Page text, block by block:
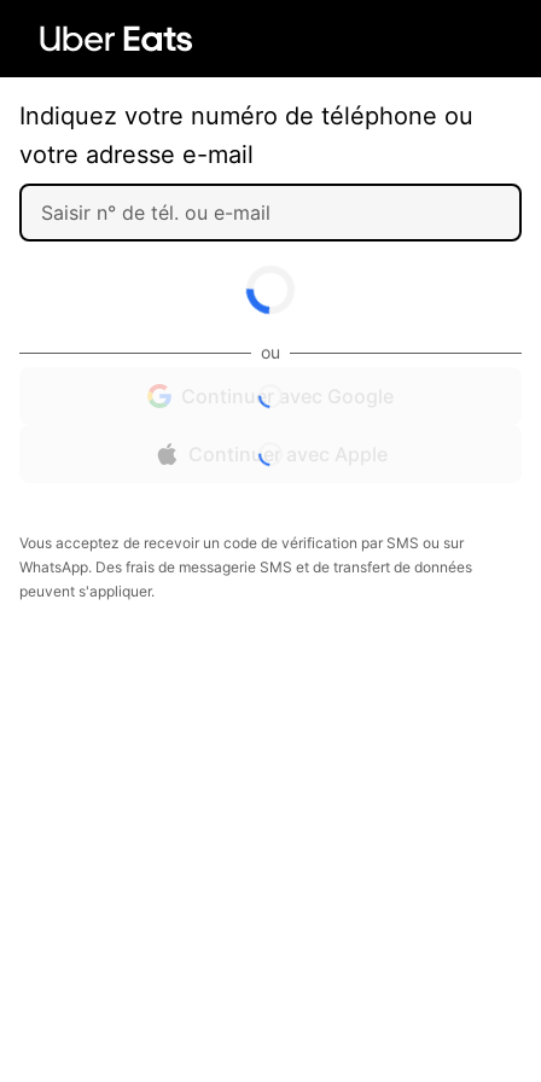
Indiquez votre numéro de téléphone ou
votre adresse e-mail
ou
Continuer avec Google
Continuer avec Apple
Vous acceptez de recevoir un code de vérification par SMS ou sur
WhatsApp. Des frais de messagerie SMS et de transfert de données
peuvent s'appliquer.